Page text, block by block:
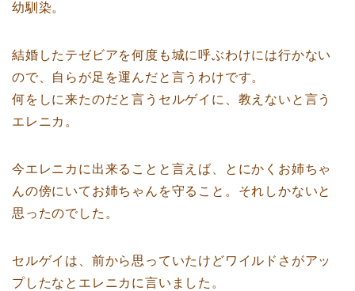
幼馴染。
結婚したテゼビアを何度も城に呼ぶわけには行かない
ので、自らが足を運んだと言うわけです。
何をしに来たのだと言うセルゲイに、教えないと言う
エレニカ。
今エレニカに出来ることと言えば、とにかくお姉ちゃ
んの傍にいてお姉ちゃんを守ること。それしかないと
思ったのでした。
セルゲイは、前から思っていたけどワイルドさがアッ
プしたなとエレニカに言いました。